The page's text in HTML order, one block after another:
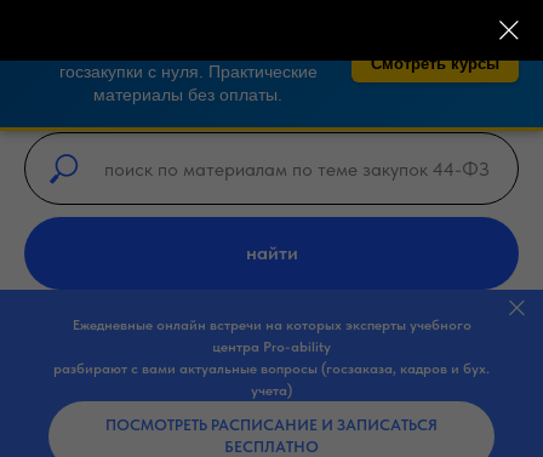
×
госзакупки с нуля. Практические
материалы без оплаты.
Смотреть курсы
найти
Ежедневные онлайн встречи на которых эксперты учебного
центра Pro-ability
разбирают с вами актуальные вопросы (госзаказа, кадров и бух.
учета)
ПОСМОТРЕТЬ РАСПИСАНИЕ И ЗАПИСАТЬСЯ
БЕСПЛАТНО